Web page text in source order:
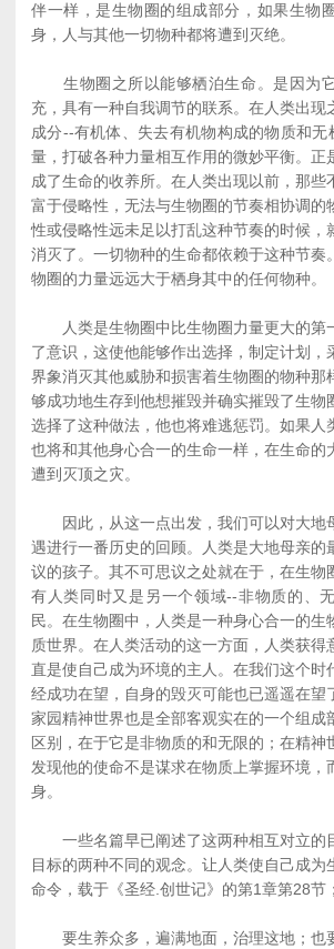
伴一样，是生物圈的组成部分，如果生物
身，人与其他一切物种都将遭到灭绝。
生物圈之所以能够栖泊生命。是因为
充，具有一种自我调节的联系。在人类出现
成分--有机体、失去有机物构成的物质和无
量，打破各种力量相互作用的微妙平衡。正
成了生命的收养所。在人类出现以前，那些
富于侵略性，无法与生物圈的节奏相协调的
性或侵略性远未足以打乱这种节奏的时候，
消灭了。一切物种的生命都依赖于这种节奏
物圈的力量远远大于栖身其中的任何物种。
人类是生物圈中比生物圈力量更大的第
了意识，这使他能够作出选择，制定计划，
界象消灭其他威胁和损害着生物圈的物种那
够成功地生存到他想摧毁并确实摧毁了生物
选择了这种做法，他也将难逃惩罚。如果人
也将和其他身心合一的生命一样，在生命的
遭到灭顶之灾。
因此，从这一点出发，我们可以对大地
遇进行一番历史的回顾。人类是大地母亲的
议的孩子。其不可思议之处就在于，在生物
有人类同时又是另一个领域--非物质的、
民。在生物圈中，人类是一种身心合一的生
质世界。在人类活动的这一方面，人类获得
直是使自己成为环境的主人。在我们这个时
经成功在望，自身的毁灭可能也已遥遥在望
家园精神世界也是全部客观实在的一个组成
区别，在于它是非物质的和无限的；在精神
发现他的使命不是谋求在物质上掌握环境，
身。
一些名篇早已阐述了这两种相互对立的
目标的两种不同的观念。让人类使自己成为
命令，载于《圣经.创世记》的第1章第28节；
要生养众多，遍满地面，治理这地；也